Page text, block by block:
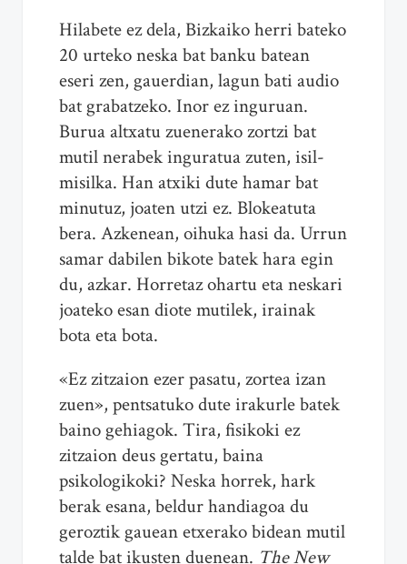
Hilabete ez dela, Bizkaiko herri bateko
20 urteko neska bat banku batean
eseri zen, gauerdian, lagun bati audio
bat grabatzeko. Inor ez inguruan.
Burua altxatu zuenerako zortzi bat
mutil nerabek inguratua zuten, isil-
misilka. Han atxiki dute hamar bat
minutuz, joaten utzi ez. Blokeatuta
bera. Azkenean, oihuka hasi da. Urrun
samar dabilen bikote batek hara egin
du, azkar. Horretaz ohartu eta neskari
joateko esan diote mutilek, irainak
bota eta bota.
«Ez zitzaion ezer pasatu, zortea izan
zuen», pentsatuko dute irakurle batek
baino gehiagok. Tira, fisikoki ez
zitzaion deus gertatu, baina
psikologikoki? Neska horrek, hark
berak esana, beldur handiagoa du
geroztik gauean etxerako bidean mutil
talde bat ikusten duenean. The New